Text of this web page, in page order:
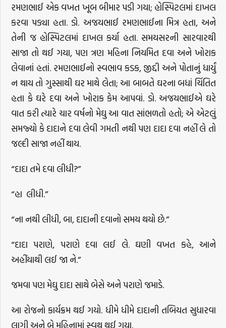
રમણભાઈ એક વખત ખૂબ બીમાર પડી ગયા; હોસ્પિટલમાં દાખલ
કરવા પડ્યા હતા. ડો. અજયભાઈ રમણભાઈના મિત્ર હતા, અને
તેની જ હોસ્પિટલમાં દાખલ કર્યા હતા. સમયસરની સારવારથી
સાજા તો થઈ ગયા, પણ ત્રણ મહિના નિયમિત દવા અને ખોરાક
લેવાનાં હતાં. રમણભાઈનો સ્વભાવ કડક, જીદ્દી અને પોતાનું ધાર્યું
ન થાય તો ગુસ્સાથી ઘર માથે લેતા; આ બાબતે ઘરના બધાં ચિંતિત
હતા કે ઘરે દવા અને ખોરાક કેમ આપવાં. ડો. અજયભાઈએ ઘરે
વાત કરી ત્યારે ચાર વર્ષનો મેઘુ આ વાત સાંભળતો હતો; એ એટલું
સમજ્યો કે દાદાને દવા લેવી ગમતી નથી પણ દાદા દવા નહીં લે તો
જલ્દી સાજા નહીં થાય.
“દાદા તમે દવા લીધી?”
“હા લીધી.”
“ના નથી લીધી, બા, દાદાની દવાનો સમય થયો છે.”
“દાદા પરાણે, પરાણે દવા લઈ લે. ઘણી વખત કહે, આને
અહીંયાથી લઈ જા ને.”
જમવા પણ મેઘુ દાદા સાથે બેસે અને પરાણે જમાડે.
આ રોજનો કાર્યક્રમ થઈ ગયો. ધીમે ધીમે દાદાની તબિયત સુધારવા
લાગી અને બે મહિનામાં સ્વથ થઈ ગયા.